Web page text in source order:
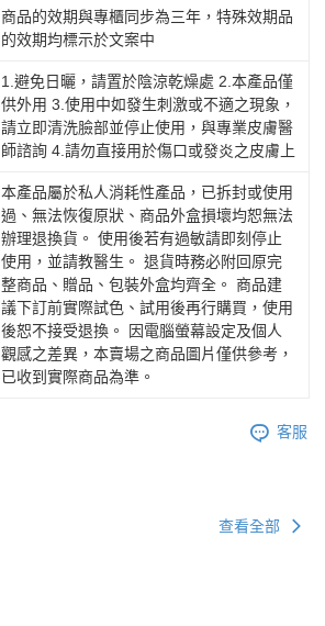
商品的效期與專櫃同步為三年，特殊效期品
的效期均標示於文案中
1.避免日曬，請置於陰涼乾燥處 2.本產品僅
供外用 3.使用中如發生刺激或不適之現象，
請立即清洗臉部並停止使用，與專業皮膚醫
師諮詢 4.請勿直接用於傷口或發炎之皮膚上
本產品屬於私人消耗性產品，已拆封或使用
過、無法恢復原狀、商品外盒損壞均恕無法
辦理退換貨。 使用後若有過敏請即刻停止
使用，並請教醫生。 退貨時務必附回原完
整商品、贈品、包裝外盒均齊全。 商品建
議下訂前實際試色、試用後再行購買，使用
後恕不接受退換。 因電腦螢幕設定及個人
觀感之差異，本賣場之商品圖片僅供參考，
已收到實際商品為準。
客服
查看全部